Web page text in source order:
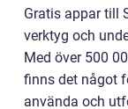
Gratis appar till
verktyg och
Med över 500
finns det något
använda och